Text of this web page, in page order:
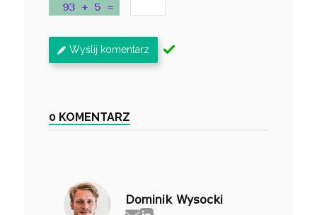
Wyślij komentarz
0 KOMENTARZ
Dominik Wysocki